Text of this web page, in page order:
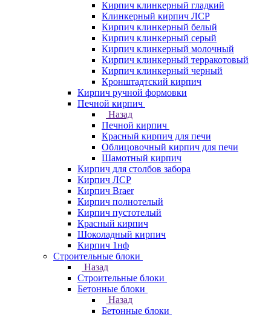
Кирпич клинкерный гладкий
Клинкерный кирпич ЛСР
Кирпич клинкерный белый
Кирпич клинкерный серый
Кирпич клинкерный молочный
Кирпич клинкерный терракотовый
Кирпич клинкерный черный
Кронштадтский кирпич
Кирпич ручной формовки
Печной кирпич
Назад
Печной кирпич
Красный кирпич для печи
Облицовочный кирпич для печи
Шамотный кирпич
Кирпич для столбов забора
Кирпич ЛСР
Кирпич Braer
Кирпич полнотелый
Кирпич пустотелый
Красный кирпич
Шоколадный кирпич
Кирпич 1нф
Строительные блоки
Назад
Строительные блоки
Бетонные блоки
Назад
Бетонные блоки